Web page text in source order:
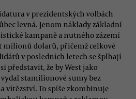
v prezidentských volbách
levná. Jenom náklady základní
kampaně a nutného zázemí
milionů dolarů, přičemž celkové
v posledních letech se šplhají
představit, že by West jako
stamilionové sumy bez
vítězství. To spíše zkombinuje